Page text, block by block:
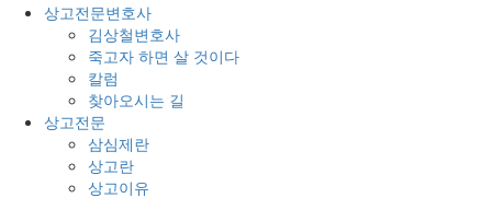
상고전문변호사
김상철변호사
죽고자 하면 살 것이다
칼럼
찾아오시는 길
상고전문
삼심제란
상고란
상고이유